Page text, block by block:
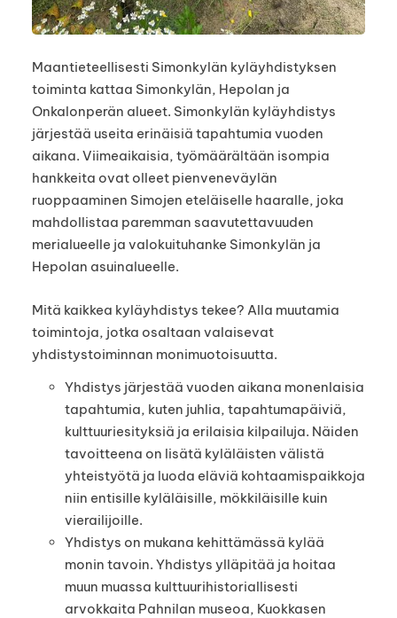
Maantieteellisesti Simonkylän kyläyhdistyksen
toiminta kattaa Simonkylän, Hepolan ja
Onkalonperän alueet. Simonkylän kyläyhdistys
järjestää useita erinäisiä tapahtumia vuoden
aikana. Viimeaikaisia, työmäärältään isompia
hankkeita ovat olleet pienveneväylän
ruoppaaminen Simojen eteläiselle haaralle, joka
mahdollistaa paremman saavutettavuuden
merialueelle ja valokuituhanke Simonkylän ja
Hepolan asuinalueelle.
Mitä kaikkea kyläyhdistys tekee? Alla muutamia
toimintoja, jotka osaltaan valaisevat
yhdistystoiminnan monimuotoisuutta.
Yhdistys järjestää vuoden aikana monenlaisia
tapahtumia, kuten juhlia, tapahtumapäiviä,
kulttuuriesityksiä ja erilaisia kilpailuja. Näiden
tavoitteena on lisätä kyläläisten välistä
yhteistyötä ja luoda eläviä kohtaamispaikkoja
niin entisille kyläläisille, mökkiläisille kuin
vierailijoille.
Yhdistys on mukana kehittämässä kylää
monin tavoin. Yhdistys ylläpitää ja hoitaa
muun muassa kulttuurihistoriallisesti
arvokkaita Pahnilan museoa, Kuokkasen